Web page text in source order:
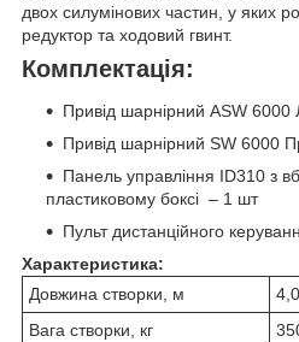
двох силумінових частин, у яких
редуктор та ходовий гвинт.
Комплектація:
Привід шарнірний ASW
Привід шарнірний SW 6000
Панель управління ID310 з
пластиковому боксі – 1 шт
Пульт дистанційного
Характеристика:
Довжина створки, м
4,0
Вага створки, кг